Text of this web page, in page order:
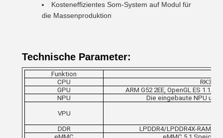
Kosteneffizientes Som-System auf Modul für
die Massenproduktion
Technische Parameter:
Funktion
CPU
GPU
ARM G52 2EE, OpenGL ES 1.1/
NPU
Die eingebaute NPU
VPU
DDR
LPDDR4/LPDDR4X-RAM